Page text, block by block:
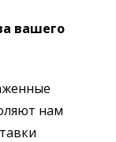
вашего
нам